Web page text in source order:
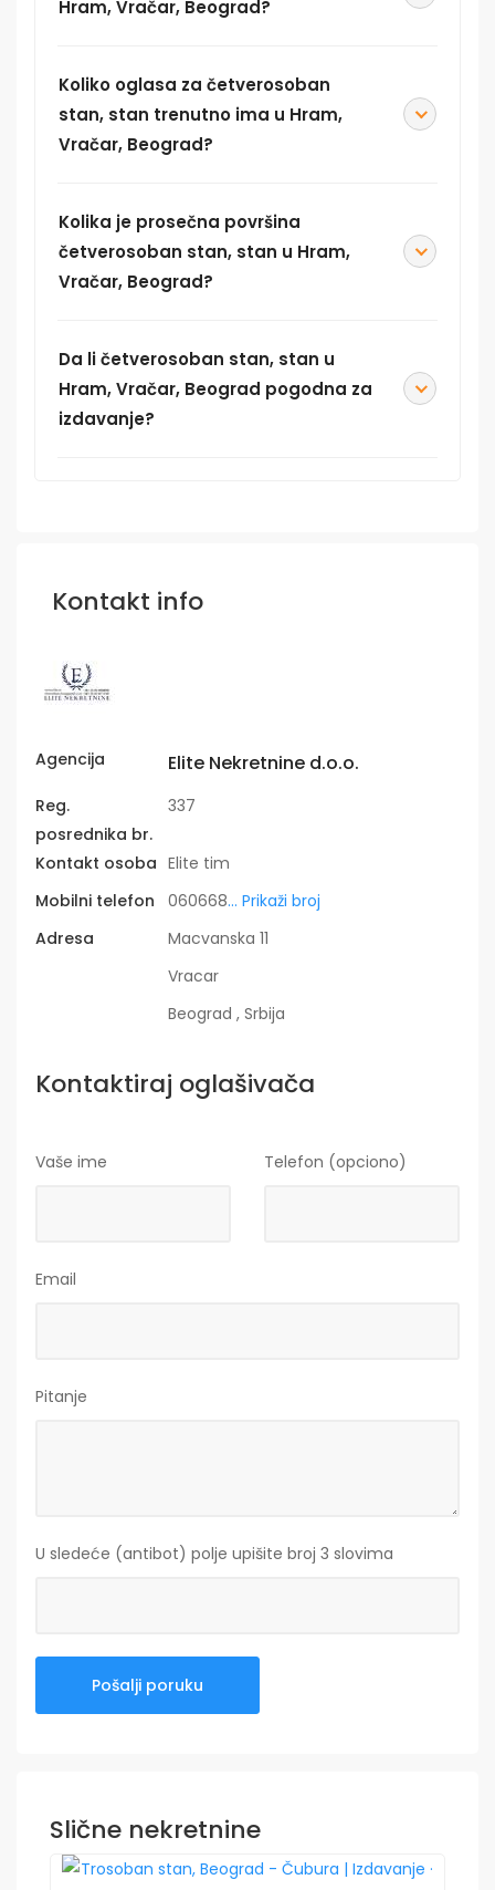
Hram, Vračar, Beograd?
Koliko oglasa za četverosoban
stan, stan trenutno ima u Hram,
Vračar, Beograd?
Kolika je prosečna površina
četverosoban stan, stan u Hram,
Vračar, Beograd?
Da li četverosoban stan, stan u
Hram, Vračar, Beograd pogodna za
izdavanje?
Kontakt info
Agencija Elite Nekretnine d.o.o.
Reg.
posrednika br.
337
Kontakt osoba Elite tim
Mobilni telefon
060668... Prikaži broj
Adresa
Macvanska 11
Vracar
Beograd , Srbija
Kontaktiraj oglašivača
Vaše ime Telefon (opciono)
Email
Pitanje
U sledeće (antibot) polje upišite broj 3 slovima
Slične nekretnine